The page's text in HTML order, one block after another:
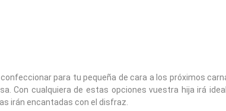
para tu pequeña de cara a los próximos
Con cualquiera de estas opciones vuestra hija irá
irán encantadas con el disfraz.